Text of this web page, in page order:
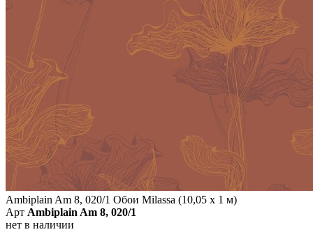
Ambiplain Am 8, 020/1 Обои Milassa (10,05 х 1 м)
Арт Ambiplain Am 8, 020/1
нет в наличии